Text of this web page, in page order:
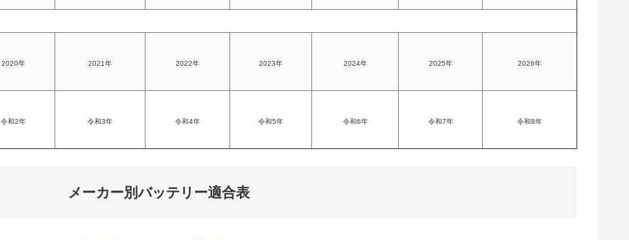
2020年 2021年 2022年 2023年 2024年 2025年 2026年
令和2年 令和3年 令和4年 令和5年 令和6年 令和7年 令和8年
メーカー別バッテリー適合表